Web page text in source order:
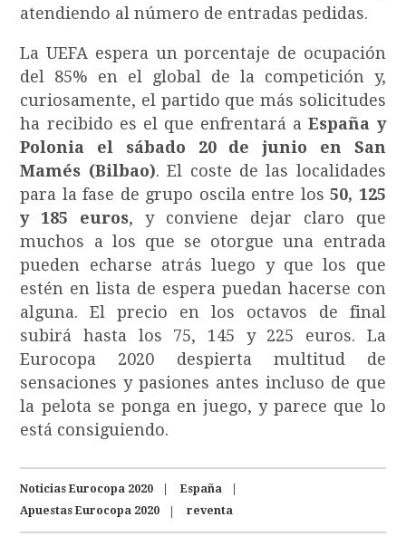
atendiendo al número de entradas pedidas.
La UEFA espera un porcentaje de ocupación
del 85% en el global de la competición y,
curiosamente, el partido que más solicitudes
ha recibido es el que enfrentará aEspaña y
Polonia el sábado 20 de junio en San
Mamés (Bilbao). El coste de las localidades
para la fase de grupo oscila entre los50, 125
y 185 euros, y conviene dejar claro que
muchos a los que se otorgue una entrada
pueden echarse atrás luego y que los que
estén en lista de espera puedan hacerse con
alguna. El precio en los octavos de final
subirá hasta los 75, 145 y 225 euros. La
Eurocopa 2020 despierta multitud de
sensaciones y pasiones antes incluso de que
la pelota se ponga en juego, y parece que lo
está consiguiendo.
Noticias Eurocopa 2020
España
Apuestas Eurocopa 2020
reventa